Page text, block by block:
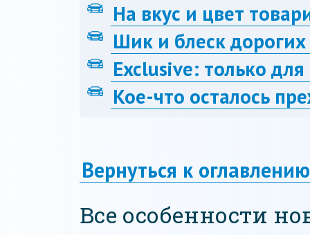
На вкус и цвет
Шик и блеск дорогих
Exclusive: только
Кое-что осталось
Вернуться к оглавлению
Все особенности